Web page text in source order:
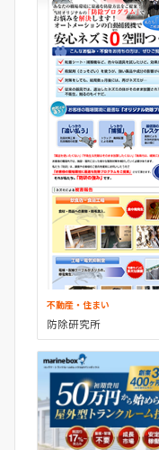
不動産・住まい
防除研究所